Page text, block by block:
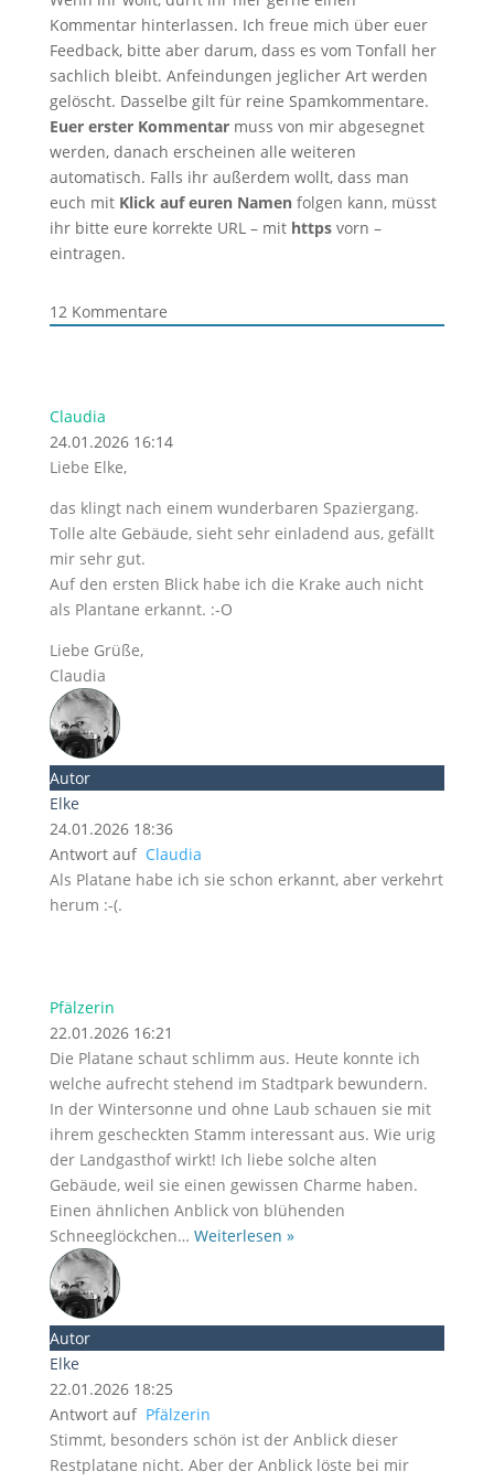
Kommentar hinterlassen. Ich freue mich über euer
Feedback, bitte aber darum, dass es vom Tonfall her
sachlich bleibt. Anfeindungen jeglicher Art werden
gelöscht. Dasselbe gilt für reine Spamkommentare.
Euer erster Kommentarmuss von mir abgesegnet
werden, danach erscheinen alle weiteren
automatisch. Falls ihr außerdem wollt, dass man
euch mit Klick auf euren Namenfolgen kann, müsst
ihr bitte eure korrekte URL – mit httpsvorn –
eintragen.
12Kommentare
Claudia
24.01.2026 16:14
Liebe Elke,
das klingt nach einem wunderbaren Spaziergang.
Tolle alte Gebäude, sieht sehr einladend aus, gefällt
mir sehr gut.
Auf den ersten Blick habe ich die Krake auch nicht
als Plantane erkannt. :-O
Liebe Grüße,
Claudia
Autor
Elke
24.01.2026 18:36
Antwort auf Claudia
Als Platane habe ich sie schon erkannt, aber verkehrt
herum :-(.
Pfälzerin
22.01.2026 16:21
Die Platane schaut schlimm aus. Heute konnte ich
welche aufrecht stehend im Stadtpark bewundern.
In der Wintersonne und ohne Laub schauen sie mit
ihrem gescheckten Stamm interessant aus. Wie urig
der Landgasthof wirkt! Ich liebe solche alten
Gebäude, weil sie einen gewissen Charme haben.
Einen ähnlichen Anblick von blühenden
Schneeglöckchen… Weiterlesen »
Autor
Elke
22.01.2026 18:25
Antwort auf Pfälzerin
Stimmt, besonders schön ist der Anblick dieser
Restplatane nicht. Aber der Anblick löste bei mir